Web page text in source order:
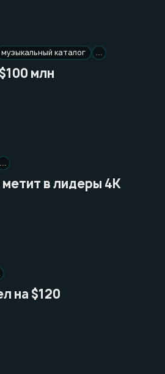
музыкальный каталог …
млн
…
в лидеры 4K
на $120